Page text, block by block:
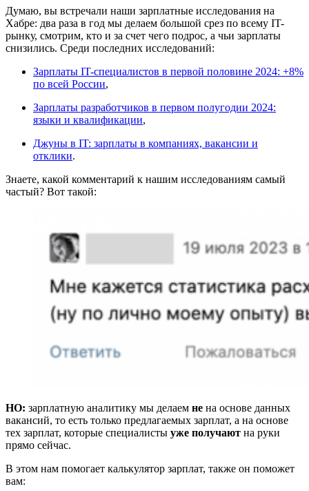
Думаю, вы встречали наши зарплатные исследования на
Хабре: два раза в год мы делаем большой срез по всему IT-
рынку, смотрим, кто и за счет чего подрос, а чьи зарплаты
снизились. Среди последних исследований:
Зарплаты IT-специалистов в первой половине 2024: +8%
по всей России,
Зарплаты разработчиков в первом полугодии 2024:
языки и квалификации,
Джуны в IT: зарплаты в компаниях, вакансии и
отклики.
Знаете, какой комментарий к нашим исследованиям самый
частый? Вот такой:
НО: зарплатную аналитику мы делаем не на основе данных
вакансий, то есть только предлагаемых зарплат, а на основе
тех зарплат, которые специалисты уже получают на руки
прямо сейчас.
В этом нам помогает калькулятор зарплат, также он поможет
вам: